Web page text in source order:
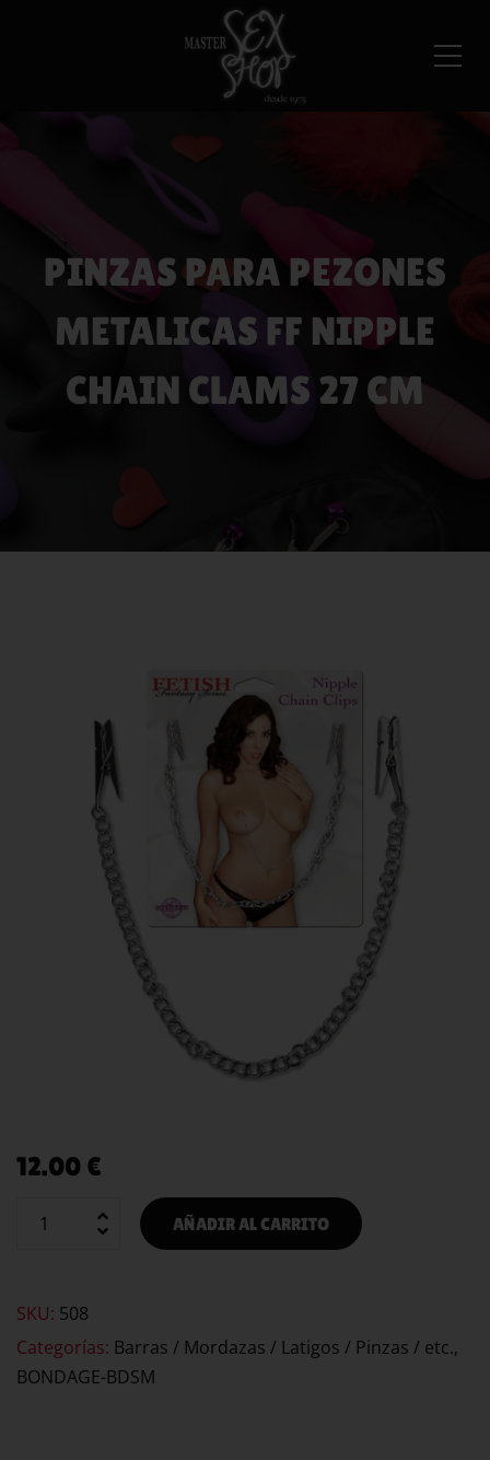
PINZAS PARA PEZONES
METALICAS FF NIPPLE
CHAIN CLAMS 27 CM
12.00 €
AÑADIR AL CARRITO
SKU: 508
Categorías: Barras / Mordazas / Latigos / Pinzas / etc.,
BONDAGE-BDSM